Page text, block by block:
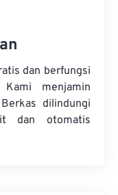
dan berfungsi
menjamin
dilindungi
dan otomatis